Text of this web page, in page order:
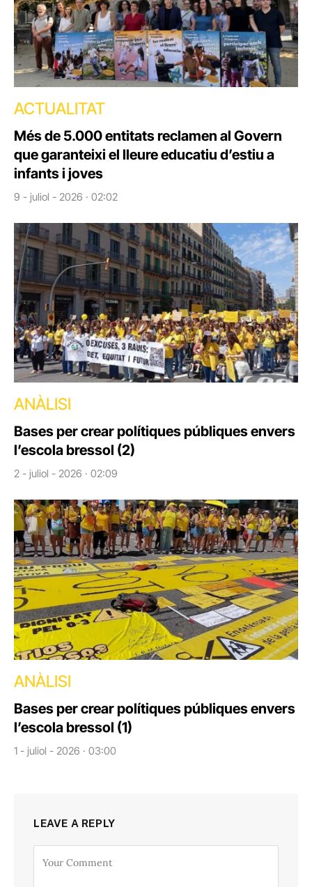
ACTUALITAT
Més de 5.000 entitats reclamen al Govern
que garanteixi el lleure educatiu d’estiu a
infants i joves
9 - juliol - 2026 · 02:02
ANÀLISI
Bases per crear polítiques públiques envers
l’escola bressol (2)
2 - juliol - 2026 · 02:09
ANÀLISI
Bases per crear polítiques públiques envers
l’escola bressol (1)
1 - juliol - 2026 · 03:00
LEAVE A REPLY